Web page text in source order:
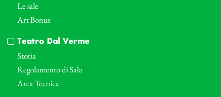
Le sale
Art Bonus
Teatro Dal Verme
Storia
Regolamento di Sala
Area Tecnica